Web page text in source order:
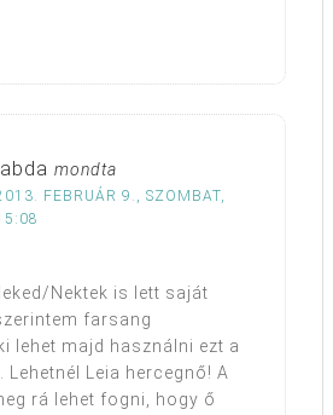
mondta
FEBRUÁR 9., SZOMBAT,
Nektek is lett saját
farsang
lehet majd használni ezt a
Leia hercegnő! A
rá lehet fogni, hogy ő